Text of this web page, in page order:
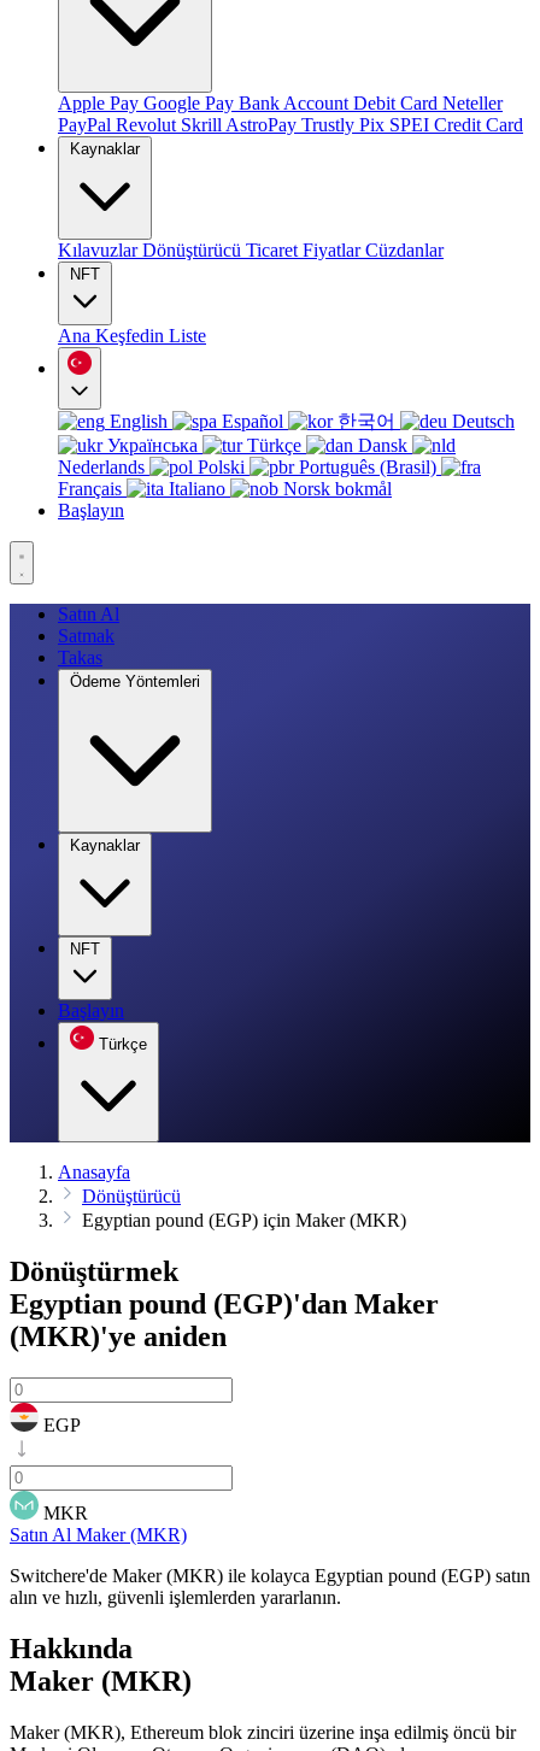
Apple Pay Google Pay Bank Account Debit Card Neteller
PayPal Revolut Skrill AstroPay Trustly Pix SPEI Credit Card
Kaynaklar
KılavuzlarDönüştürücü Ticaret FiyatlarCüzdanlar
NFT
Ana Keşfedin Liste
English Español 한국어
Deutsch
Українська
Türkçe
Dansk
Nederlands
Polski
Português (Brasil)
Français
Italiano
Norsk bokmål
Başlayın
Satın Al
Satmak
Takas
Ödeme Yöntemleri
Kaynaklar
NFT
Başlayın
Türkçe
Anasayfa
Dönüştürücü
Egyptian pound (EGP) için Maker (MKR)
Dönüştürmek
Egyptian pound (EGP)'dan Maker
(MKR)'ye aniden
EGP
MKR
Satın Al Maker (MKR)
Switchere'de Maker (MKR) ile kolayca Egyptian pound (EGP) satın
alın ve hızlı, güvenli işlemlerden yararlanın.
Hakkında
Maker (MKR)
Maker (MKR), Ethereum blok zinciri üzerine inşa edilmiş öncü bir